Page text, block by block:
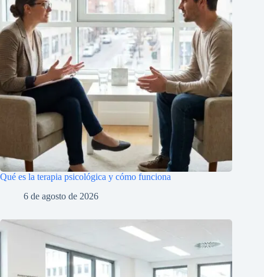
Qué es la terapia psicológica y cómo funciona
6 de agosto de 2026